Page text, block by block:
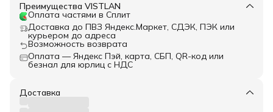
Преимущества VISTLAN
Оплата частями в Сплит
Доставка до ПВЗ Яндекс.Маркет, СДЭК, ПЭК или
курьером до адреса
Возможность возврата
Оплата — Яндекс Пэй, карта, СБП, QR-код или
безнал для юрлиц с НДС
Доставка